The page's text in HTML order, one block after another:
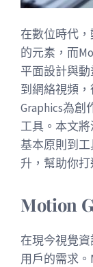
在數位時代
的元素，而
平面設計與
到網絡視頻
Graphics為
工具。本文
基本原則到
升，幫助你打
Motion
在現今視覺
用戶的需求